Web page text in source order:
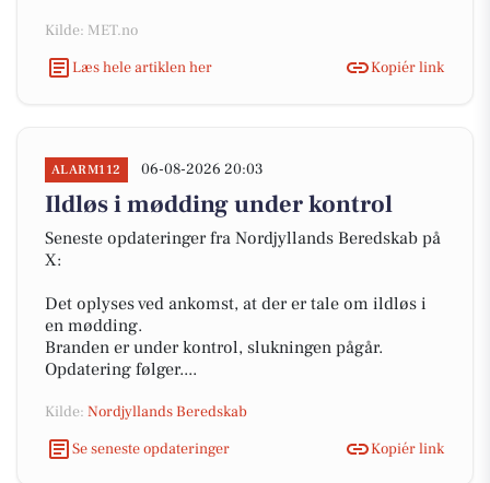
Kilde: MET.no
Læs hele artiklen her
Kopiér link
ALARM112 06-08-2026 20:03
Ildløs i mødding under kontrol
Seneste opdateringer fra Nordjyllands Beredskab på
X:
Det oplyses ved ankomst, at der er tale om ildløs i
en mødding.
Branden er under kontrol, slukningen pågår.
Opdatering følger....
Kilde: Nordjyllands Beredskab
Se seneste opdateringer
Kopiér link